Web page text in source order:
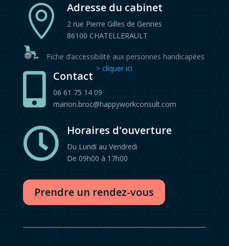
 Adresse du cabinet
2 rue Pierre Gilles de Gennes
86100 CHATELLERAULT
Fiche d’accessibilité aux personnes handicapées
> cliquer ici
 Contact
06 61 75 14 09
marion.broc@happyworkconsult.com
 Horaires d'ouverture
Du Lundi au Vendredi
De 09h00 à 17h00
Prendre un rendez-vous